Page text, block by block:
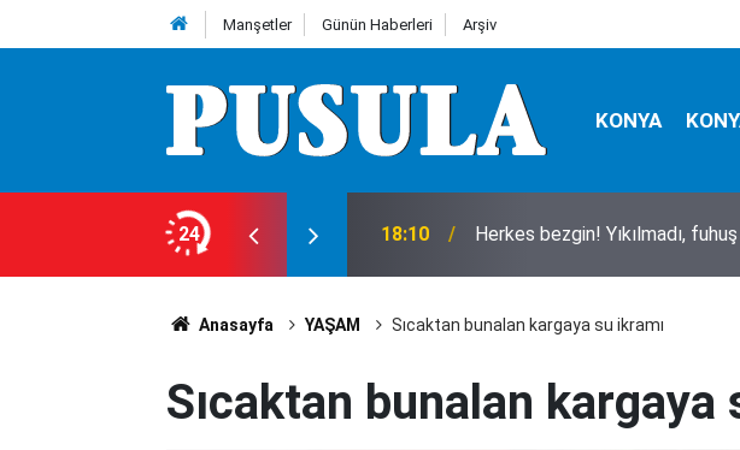
Manşetler Günün Haberleri Arşiv
KONYA
24
Ağustos Cuma günü olup bitenler… 18:10 Herkes bezgin! Yıkılmadı,
Anasayfa YAŞAM Sıcaktan bunalan kargaya su ikramı
Sıcaktan bunalan kargaya